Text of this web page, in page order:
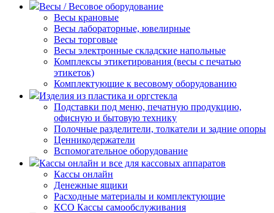
Весы / Весовое оборудование
Весы крановые
Весы лабораторные, ювелирные
Весы торговые
Весы электронные складские напольные
Комплексы этикетирования (весы с печатью
этикеток)
Комплектующие к весовому оборудованию
Изделия из пластика и оргстекла
Подставки под меню, печатную продукцию,
офисную и бытовую технику
Полочные разделители, толкатели и задние опоры
Ценникодержатели
Вспомогательное оборудование
Кассы онлайн и все для кассовых аппаратов
Кассы онлайн
Денежные ящики
Расходные материалы и комплектующие
КСО Кассы самообслуживания